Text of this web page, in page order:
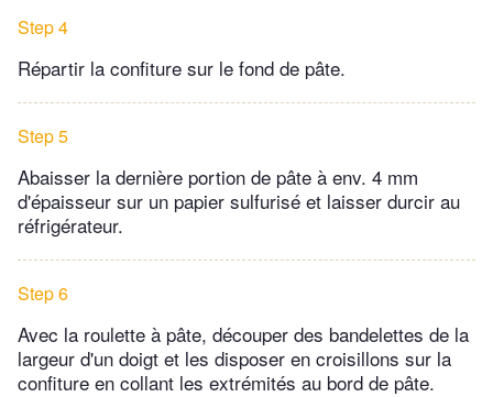
Step 4
Répartir la confiture sur le fond de pâte.
Step 5
Abaisser la dernière portion de pâte à env. 4 mm
d'épaisseur sur un papier sulfurisé et laisser durcir au
réfrigérateur.
Step 6
Avec la roulette à pâte, découper des bandelettes de la
largeur d'un doigt et les disposer en croisillons sur la
confiture en collant les extrémités au bord de pâte.